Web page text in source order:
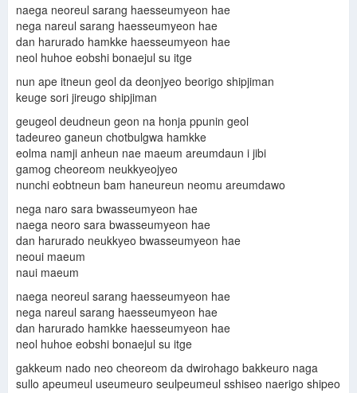
naega neoreul sarang haesseumyeon hae
nega nareul sarang haesseumyeon hae
dan harurado hamkke haesseumyeon hae
neol huhoe eobshi bonaejul su itge
nun ape itneun geol da deonjyeo beorigo shipjiman
keuge sori jireugo shipjiman
geugeol deudneun geon na honja ppunin geol
tadeureo ganeun chotbulgwa hamkke
eolma namji anheun nae maeum areumdaun i jibi
gamog cheoreom neukkyeojyeo
nunchi eobtneun bam haneureun neomu areumdawo
nega naro sara bwasseumyeon hae
naega neoro sara bwasseumyeon hae
dan harurado neukkyeo bwasseumyeon hae
neoui maeum
naui maeum
naega neoreul sarang haesseumyeon hae
nega nareul sarang haesseumyeon hae
dan harurado hamkke haesseumyeon hae
neol huhoe eobshi bonaejul su itge
gakkeum nado neo cheoreom da dwirohago bakkeuro naga
sullo apeumeul useumeuro seulpeumeul sshiseo naerigo shipeo